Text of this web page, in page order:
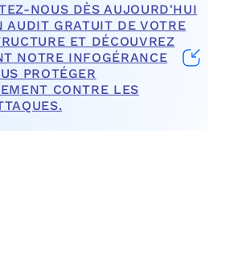
NOUS DÈS AUJOURD'HUI
AUDIT GRATUIT DE VOTRE
ET DÉCOUVREZ
NOTRE INFOGÉRANCE
PROTÉGER
CONTRE LES